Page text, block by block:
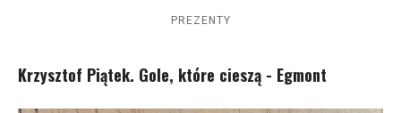
PREZENTY
Krzysztof Piątek. Gole, które cieszą - Egmont